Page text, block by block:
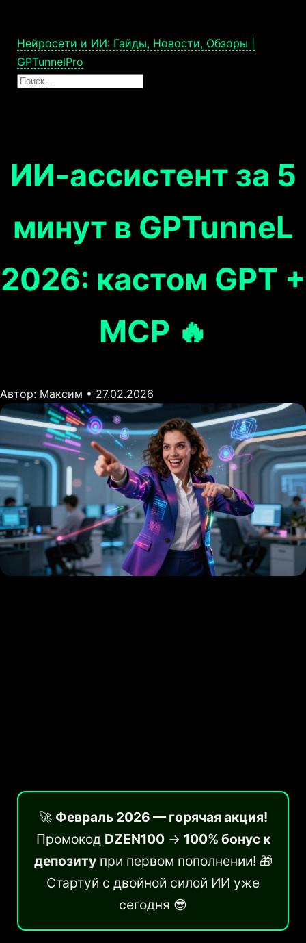
Нейросети и ИИ: Гайды, Новости, Обзоры |
GPTunnelPro
ИИ-ассистент за 5
минут в GPTunneL
2026: кастом GPT +
MCP 🔥
Автор: Максим • 27.02.2026
🚀 Февраль 2026 — горячая акция!
Промокод DZEN100→ 100% бонус к
депозитупри первом пополнении! 🎁
Стартуй с двойной силой ИИ уже
сегодня 😎